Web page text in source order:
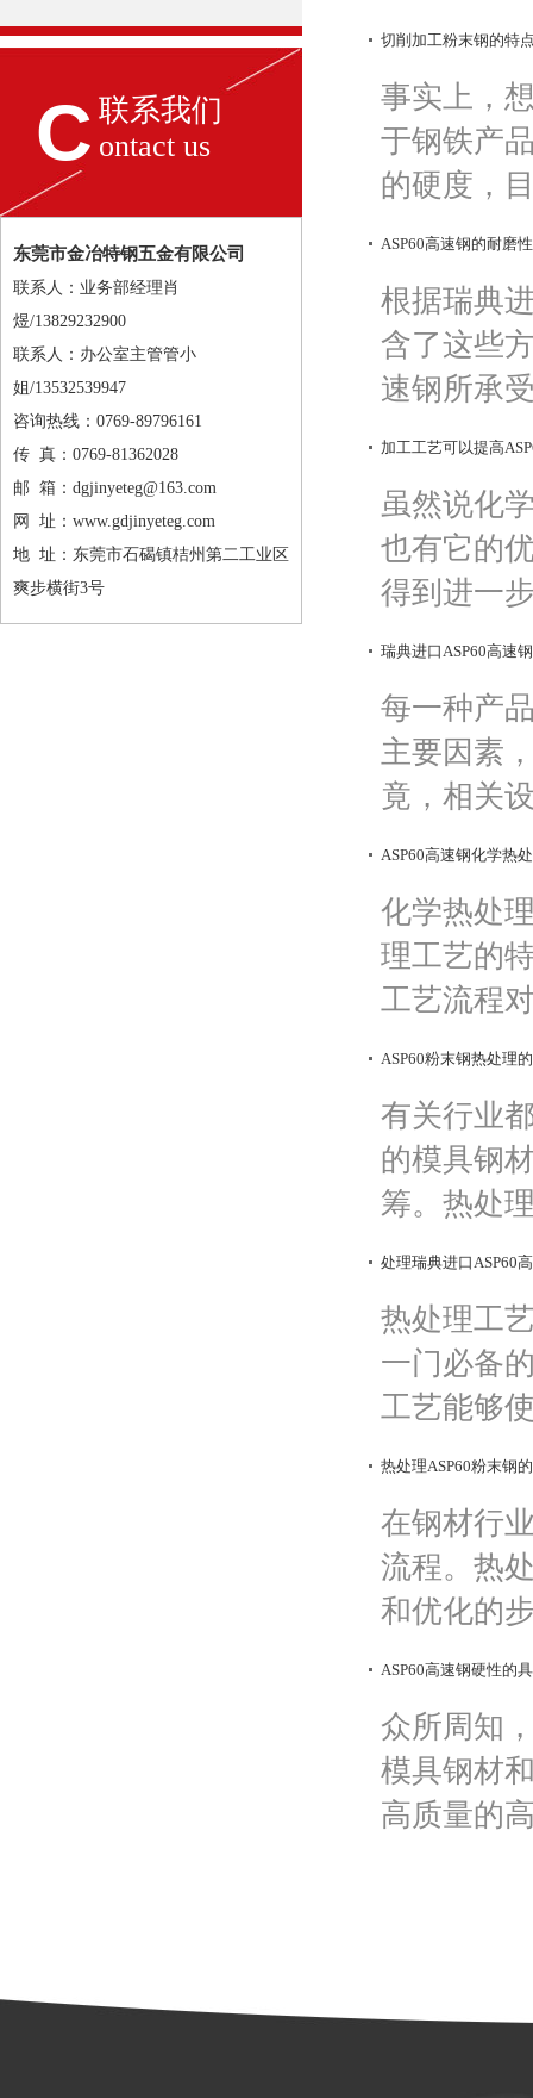
C 联系我们
ontact us
东莞市金冶特钢五金有限公司
联系人：业务部经理肖
煜/13829232900
联系人：办公室主管管小
姐/13532539947
咨询热线：0769-89796161
传 真：0769-81362028
邮 箱：dgjinyeteg@163.com
网 址：www.gdjinyeteg.com
地 址：东莞市石碣镇桔州第二工业区
爽步横街3号
切削加工粉末钢的特
事实上，
于钢铁产
的硬度，
ASP60高速钢的耐磨
根据瑞典
含了这些
速钢所承
加工工艺可以提高
虽然说化
也有它的
得到进一
瑞典进口ASP60高速
每一种产
主要因素
竟，相关
ASP60高速钢化学热
化学热处
理工艺的
工艺流程
ASP60粉末钢热处理
有关行业
的模具钢
筹。热处
处理瑞典进口ASP60
热处理工
一门必备
工艺能够
热处理ASP60粉末钢
在钢材行
流程。热
和优化的
ASP60高速钢硬性的
众所周知
模具钢材
高质量的